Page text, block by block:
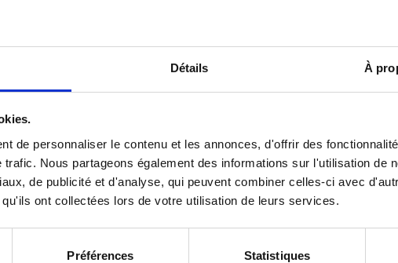
Détails À
de personnaliser le contenu et les annonces, d'offrir des
Nous partageons également des informations sur l'utilisation de
de publicité et d'analyse, qui peuvent combiner celles-ci avec
ont collectées lors de votre utilisation de leurs services.
Préférences Statistiques